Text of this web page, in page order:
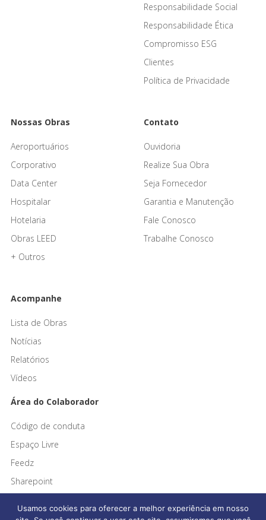
Responsabilidade Social
Responsabilidade Ética
Compromisso ESG
Clientes
Política de Privacidade
Nossas Obras
Aeroportuários
Corporativo
Data Center
Hospitalar
Hotelaria
Obras LEED
+ Outros
Contato
Ouvidoria
Realize Sua Obra
Seja Fornecedor
Garantia e Manutenção
Fale Conosco
Trabalhe Conosco
Acompanhe
Lista de Obras
Notícias
Relatórios
Vídeos
Área do Colaborador
Código de conduta
Espaço Livre
Feedz
Sharepoint
Usamos cookies para oferecer a melhor experiência em nosso